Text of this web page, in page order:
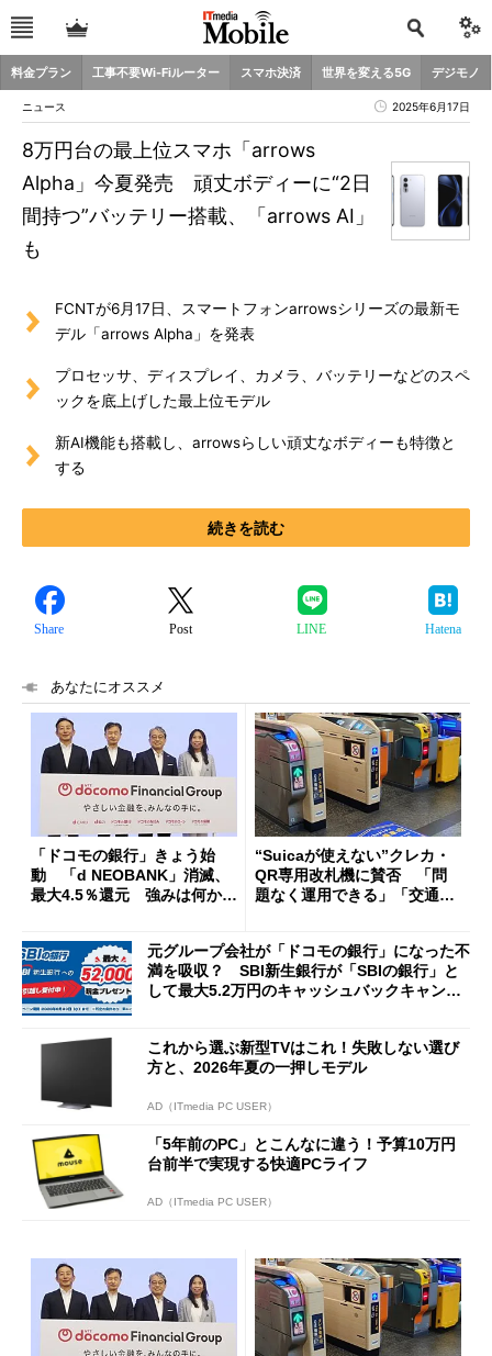
料金プラン 工事不要Wi-Fiルーター スマホ決済 世界を変える5G デジモノ
ニュース 2025年6月17日
8万円台の最上位スマホ「arrows
Alpha」今夏発売 頑丈ボディーに“2日
間持つ”バッテリー搭載、「arrows AI」
も
FCNTが6月17日、スマートフォンarrowsシリーズの最新モ
デル「arrows Alpha」を発表
プロセッサ、ディスプレイ、カメラ、バッテリーなどのスペ
ックを底上げした最上位モデル
新AI機能も搭載し、arrowsらしい頑丈なボディーも特徴と
する
続きを読む
Share Post LINE Hatena
あなたにオススメ
「ドコモの銀行」きょう始
動 「d NEOBANK」消滅、
最大4.5％還元 強みは何か解
“Suicaが使えない”クレカ・
QR専用改札機に賛否 「問
題なく運用できる」「交通系I
元グループ会社が「ドコモの銀行」になった不
満を吸収？ SBI新生銀行が「SBIの銀行」と
して最大5.2万円のキャッシュバックキャンペ
これから選ぶ新型TVはこれ！失敗しない選び
方と、2026年夏の一押しモデル
AD（ITmedia PC USER）
「5年前のPC」とこんなに違う！予算10万円
台前半で実現する快適PCライフ
AD（ITmedia PC USER）